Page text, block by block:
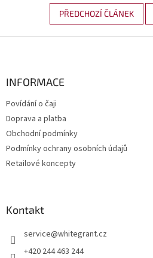
PŘEDCHOZÍ ČLÁNEK
INFORMACE
Povídání o čaji
Doprava a platba
Obchodní podmínky
Podmínky ochrany osobních údajů
Retailové koncepty
Kontakt
service@whitegrant.cz
+420 244 463 244